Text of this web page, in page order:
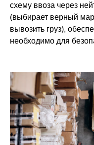
схему ввоза через
(выбирает верный
вывозить груз),
необходимо для